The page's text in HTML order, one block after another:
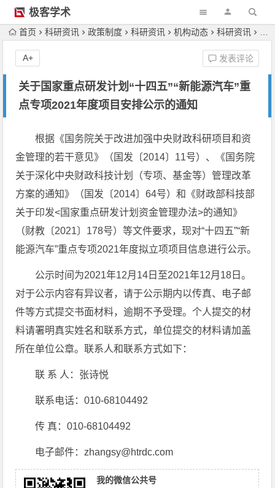
极客学术
首页 科研资讯 政策制度 科研资讯 机构动态 科研资讯
关于国家重点研发计划“十四五”“新能源汽车”重
点专项2021年度项目安排公示的通知
发表评论
A+
根据《国务院关于改进加强中央财政科研项目和资
金管理的若干意见》（国发〔2014〕11号）、《国务院
关于深化中央财政科技计划（专项、基金等）管理改革
方案的通知》（国发〔2014〕64号）和《财政部科技部
关于印发<国家重点研发计划资金管理办法>的通知》
（财教〔2021〕178号）等文件要求，现对“十四五”“新
能源汽车”重点专项2021年度拟立项项目信息进行公示。
公示时间为2021年12月14日至2021年12月18日。
对于公示内容有异议者，请于公示期内以传真、电子邮
件等方式提交书面材料，逾期不予受理。个人提交的材
料请署明真实姓名和联系方式，单位提交的材料请加盖
所在单位公章。联系人和联系方式如下：
联 系 人：张诗悦
联系电话：010-68104492
传 真：010-68104492
电子邮件：zhangsy@htrdc.com
我的微信公共号